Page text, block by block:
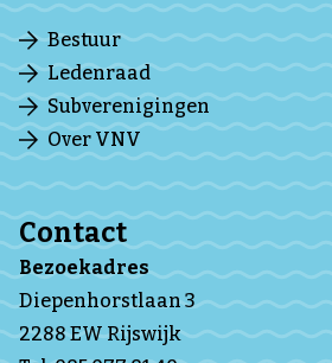
Bestuur
Ledenraad
Subverenigingen
Over VNV
Contact
Bezoekadres
Diepenhorstlaan 3
2288 EW Rijswijk